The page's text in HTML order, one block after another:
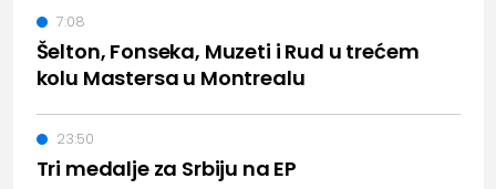
Šelton, Fonseka, Muzeti i Rud u trećem
kolu Mastersa u Montrealu
7:08
Tri medalje za Srbiju na EP
23:50